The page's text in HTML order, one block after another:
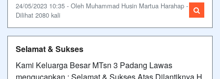
24/05/2023 10:35 - Oleh Muhammad Husin Martua Harahap -
Dilihat 2080 kali
Selamat & Sukses
Kami Keluarga Besar MTsn 3 Padang Lawas
mengucapkan : Selamat & Sukses Atas Dilantiknya H.